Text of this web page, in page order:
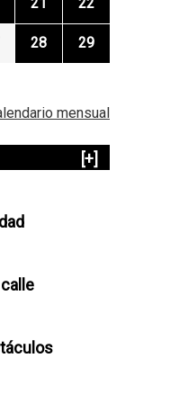
28 29
mensual
[+]